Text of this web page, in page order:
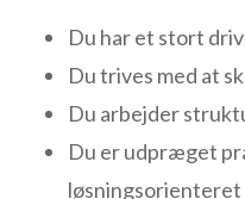
Du har et stort
Du trives med at
Du arbejder
Du er udpræget